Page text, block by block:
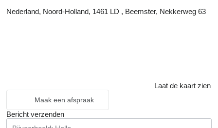
Nederland, Noord-Holland, 1461 LD , Beemster, Nekkerweg 63
Laat de kaart zien
Maak een afspraak
Bericht verzenden